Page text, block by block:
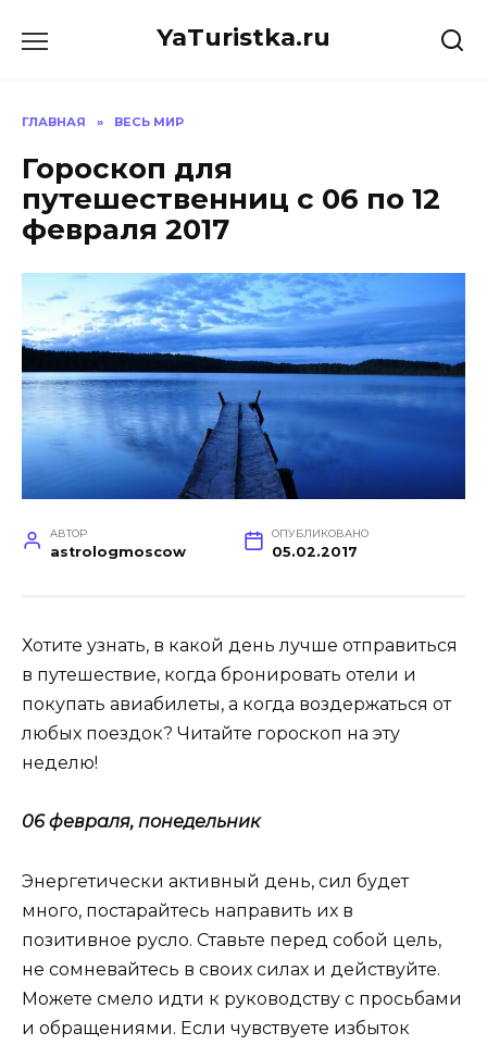
YaTuristka.ru
ГЛАВНАЯ » ВЕСЬ МИР
Гороскоп для
путешественниц с 06 по 12
февраля 2017
АВТОР
astrologmoscow
ОПУБЛИКОВАНО
05.02.2017
Хотите узнать, в какой день лучше отправиться
в путешествие, когда бронировать отели и
покупать авиабилеты, а когда воздержаться от
любых поездок? Читайте гороскоп на эту
неделю!
06 февраля, понедельник
Энергетически активный день, сил будет
много, постарайтесь направить их в
позитивное русло. Ставьте перед собой цель,
не сомневайтесь в своих силах и действуйте.
Можете смело идти к руководству с просьбами
и обращениями. Если чувствуете избыток